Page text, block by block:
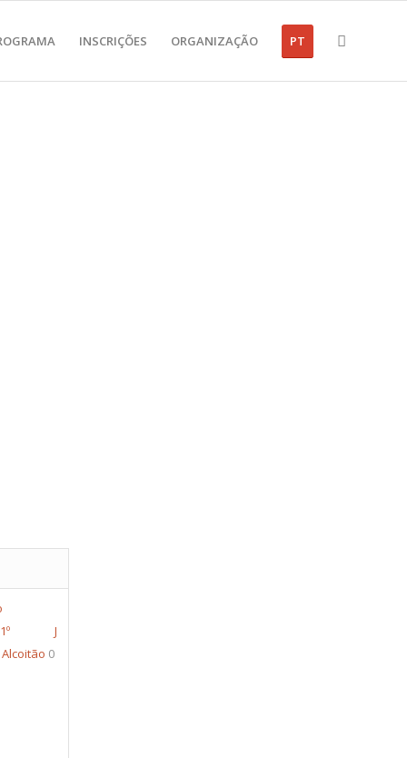
INSCRIÇÕES ORGANIZAÇÃO PT
1º J
Alcoitão 0